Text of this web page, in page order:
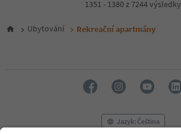
6
1351 - 1380 z 7244 výsledky
Ubytování Rekreační apartmány
Jazyk: Čeština